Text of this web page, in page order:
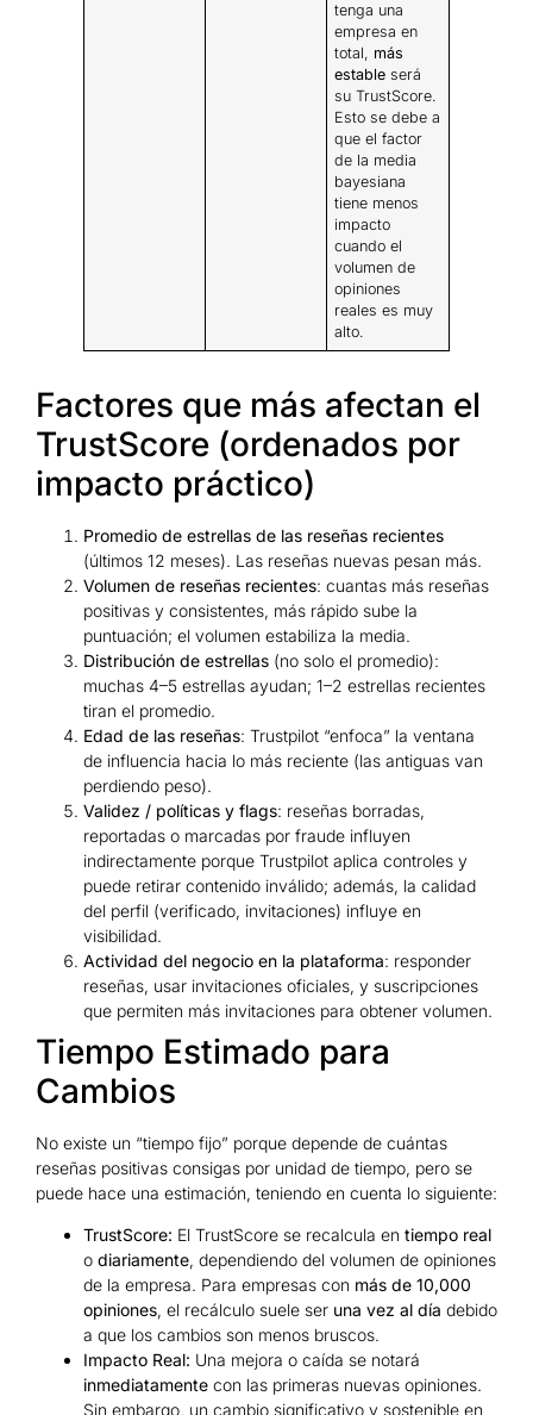
tenga una
empresa en
total, más
estable será
su TrustScore.
Esto se debe a
que el factor
de la media
bayesiana
tiene menos
impacto
cuando el
volumen de
opiniones
reales es muy
alto.
Factores que más afectan el
TrustScore (ordenados por
impacto práctico)
Promedio de estrellas de las reseñas recientes
(últimos 12 meses). Las reseñas nuevas pesan más.
Volumen de reseñas recientes: cuantas más reseñas
positivas y consistentes, más rápido sube la
puntuación; el volumen estabiliza la media.
Distribución de estrellas (no solo el promedio):
muchas 4–5 estrellas ayudan; 1–2 estrellas recientes
tiran el promedio.
Edad de las reseñas: Trustpilot “enfoca” la ventana
de influencia hacia lo más reciente (las antiguas van
perdiendo peso).
Validez / políticas y flags: reseñas borradas,
reportadas o marcadas por fraude influyen
indirectamente porque Trustpilot aplica controles y
puede retirar contenido inválido; además, la calidad
del perfil (verificado, invitaciones) influye en
visibilidad.
Actividad del negocio en la plataforma: responder
reseñas, usar invitaciones oficiales, y suscripciones
que permiten más invitaciones para obtener volumen.
Tiempo Estimado para
Cambios
No existe un “tiempo fijo” porque depende de cuántas
reseñas positivas consigas por unidad de tiempo, pero se
puede hace una estimación, teniendo en cuenta lo siguiente:
TrustScore: El TrustScore se recalcula en tiempo real
o diariamente, dependiendo del volumen de opiniones
de la empresa. Para empresas con más de 10,000
opiniones, el recálculo suele ser una vez al día debido
a que los cambios son menos bruscos.
Impacto Real: Una mejora o caída se notará
inmediatamente con las primeras nuevas opiniones.
Sin embargo, un cambio significativo y sostenible en